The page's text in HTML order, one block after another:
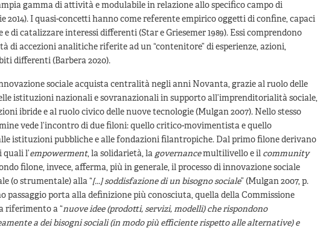
gamma di attività e modulabile in relazione allo specifico campo di
2014). I quasi-concetti hanno come referente empirico oggetti di confine, capaci
di catalizzare interessi differenti (Star e Griesemer 1989). Essi comprendono
di accezioni analitiche riferite ad un “contenitore” di esperienze, azioni,
differenti (Barbera 2020).
sociale acquista centralità negli anni Novanta, grazie al ruolo delle
istituzioni nazionali e sovranazionali in supporto all’imprenditorialità sociale,
ibride e al ruolo civico delle nuove tecnologie (Mulgan 2007). Nello stesso
vede l’incontro di due filoni: quello critico-movimentista e quello
istituzioni pubbliche e alle fondazioni filantropiche. Dal primo filone derivano
l’empowerment, la solidarietà, lagovernancemultilivello e il community
filone, invece, afferma, più in generale, il processo di innovazione sociale
(o strumentale) alla “[...] soddisfazione di un bisogno sociale” (Mulgan 2007, p.
passaggio porta alla definizione più conosciuta, quella della Commissione
riferimento a “nuove idee (prodotti, servizi, modelli) che rispondono
a dei bisogni sociali (in modo più efficiente rispetto alle alternative) e